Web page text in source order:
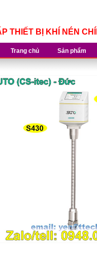
THIẾT BỊ KHÍ NÉN
Trang chủ Sản phẩm